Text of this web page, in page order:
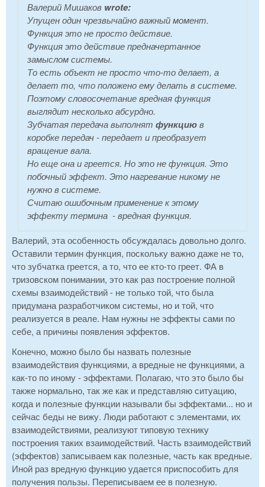
Валерий Мишаков wrote:
Упущен один чрезвычайно важный момент.
Функция это не просто действие.
Функция это действие предначертанное
замыслом системы.
То есть объект не просто что-то делает, а
делает то, что положено ему делать в системе.
Поэтому словосочетание вредная функция
выглядит несколько абсурдно.
Зубчатая передача выполнят функциюв
коробке передач - передает и преобразует
вращение вала.
Но еще она и греется. Но это не функция. Это
побочный эффект. Это нагревание никому не
нужно в системе.
Считаю ошибочным применение к этому
эффекту термина - вредная функция.
Валерий, эта особенность обсуждалась довольно долго.
Оставили термин функция, поскольку важно даже не то,
что зубчатка греется, а то, что ее кто-то греет. ФА в
тризовском понимании, это как раз построение полной
схемы взаимодействий - не только той, что была
придумана разработчиком системы, но и той, что
реализуется в реале. Нам нужны не эффекты сами по
себе, а причины появления эффектов.
Конечно, можно было бы назвать полезные
взаимодействия функциями, а вредные не функциями, а
как-то по иному - эффектами. Полагаю, что это было бы
также нормально, так же как и представляю ситуацию,
когда и полезные функции называли бы эффектами... но и
сейчас беды не вижу. Люди работают с элементами, их
взаимодействиями, реализуют типовую технику
построения таких взаимодействий. Часть взаимодействий
(эффектов) записываем как полезные, часть как вредные.
Иной раз вредную функцию удается приспособить для
получения пользы. Переписываем ее в полезную.